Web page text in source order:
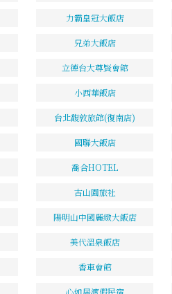
力霸皇冠大飯店
兄弟大飯店
立德台大尊賢會館
小西華飯店
台北馥敦旅館(復南店)
國聯大飯店
喬合HOTEL
古山園旅社
陽明山中國麗緻大飯店
美代溫泉飯店
香車會館